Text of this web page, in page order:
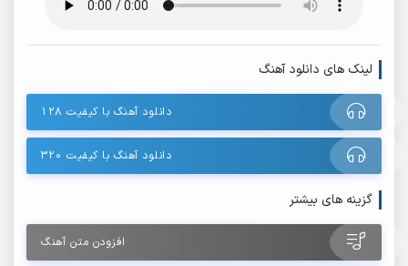
لینک های دانلود آهنگ
دانلود آهنگ با کیفیت ۱۲۸
دانلود آهنگ با کیفیت ۳۲۰
گزینه های بیشتر
افزودن متن آهنگ